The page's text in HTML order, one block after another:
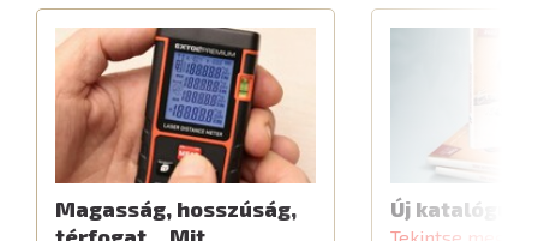
Magasság, hosszúság,
Új katalógus